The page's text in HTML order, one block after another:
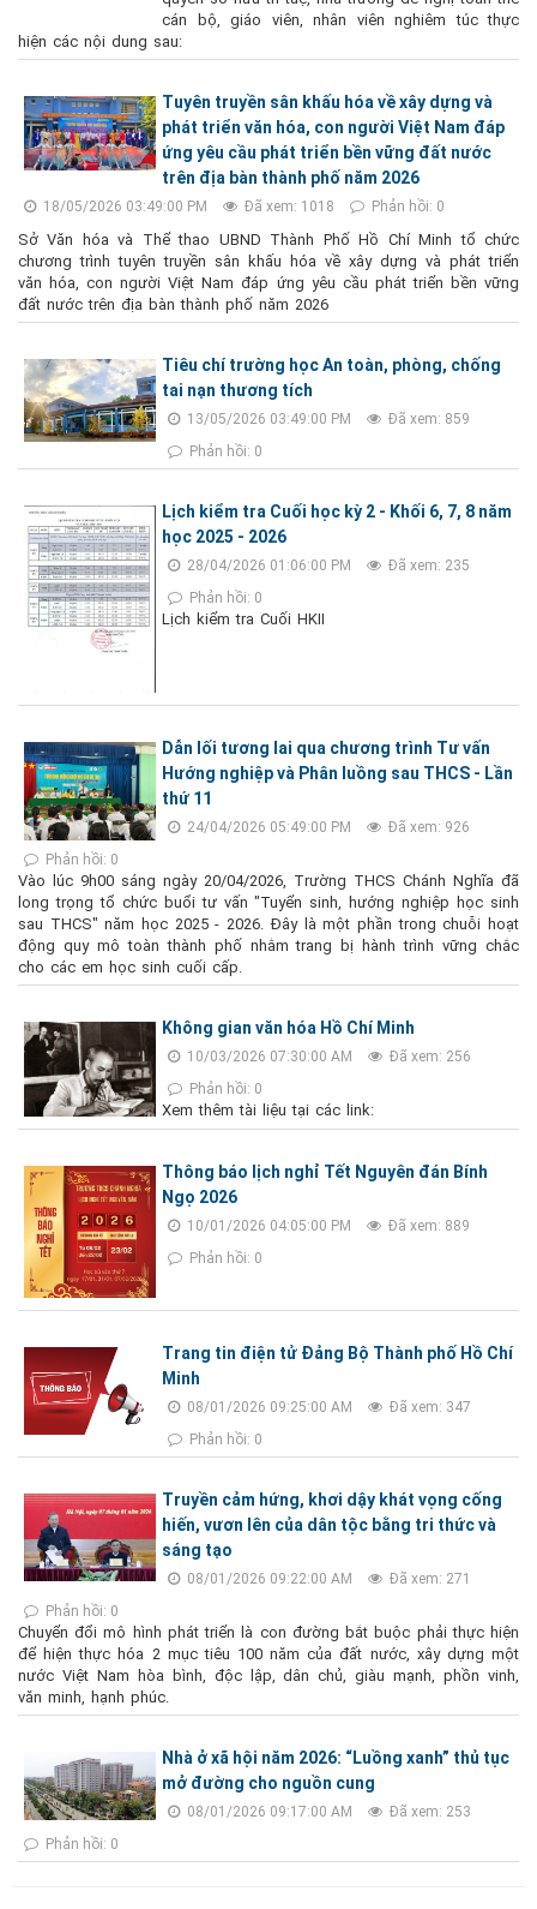
cán bộ, giáo viên, nhân viên nghiêm túc thực
hiện các nội dung sau:
Tuyên truyền sân khấu hóa về xây dựng và
phát triển văn hóa, con người Việt Nam đáp
ứng yêu cầu phát triển bền vững đất nước
trên địa bàn thành phố năm 2026
18/05/2026 03:49:00 PM Đã xem: 1018 Phản hồi: 0
Sở Văn hóa và Thể thao UBND Thành Phố Hồ Chí Minh tổ chức
chương trình tuyên truyền sân khấu hóa về xây dựng và phát triển
văn hóa, con người Việt Nam đáp ứng yêu cầu phát triển bền vững
đất nước trên địa bàn thành phố năm 2026
Tiêu chí trường học An toàn, phòng, chống
tai nạn thương tích
13/05/2026 03:49:00 PM
Đã xem: 859
Phản hồi: 0
Lịch kiểm tra Cuối học kỳ 2 - Khối 6, 7, 8 năm
học 2025 - 2026
28/04/2026 01:06:00 PM
Đã xem: 235
Phản hồi: 0
Lịch kiểm tra Cuối HKII
Dẫn lối tương lai qua chương trình Tư vấn
Hướng nghiệp và Phân luồng sau THCS - Lần
thứ 11
24/04/2026 05:49:00 PM
Đã xem: 926
Phản hồi: 0
Vào lúc 9h00 sáng ngày 20/04/2026, Trường THCS Chánh Nghĩa đã
long trọng tổ chức buổi tư vấn "Tuyển sinh, hướng nghiệp học sinh
sau THCS" năm học 2025 - 2026. Đây là một phần trong chuỗi hoạt
động quy mô toàn thành phố nhằm trang bị hành trình vững chắc
cho các em học sinh cuối cấp.
Không gian văn hóa Hồ Chí Minh
10/03/2026 07:30:00 AM
Đã xem: 256
Phản hồi: 0
Xem thêm tài liệu tại các link:
Thông báo lịch nghỉ Tết Nguyên đán Bính
Ngọ 2026
10/01/2026 04:05:00 PM
Đã xem: 889
Phản hồi: 0
Trang tin điện tử Đảng Bộ Thành phố Hồ Chí
Minh
08/01/2026 09:25:00 AM
Đã xem: 347
Phản hồi: 0
Truyền cảm hứng, khơi dậy khát vọng cống
hiến, vươn lên của dân tộc bằng tri thức và
sáng tạo
08/01/2026 09:22:00 AM
Đã xem: 271
Phản hồi: 0
Chuyển đổi mô hình phát triển là con đường bắt buộc phải thực hiện
để hiện thực hóa 2 mục tiêu 100 năm của đất nước, xây dựng một
nước Việt Nam hòa bình, độc lập, dân chủ, giàu mạnh, phồn vinh,
văn minh, hạnh phúc.
Nhà ở xã hội năm 2026: “Luồng xanh” thủ tục
mở đường cho nguồn cung
08/01/2026 09:17:00 AM
Đã xem: 253
Phản hồi: 0